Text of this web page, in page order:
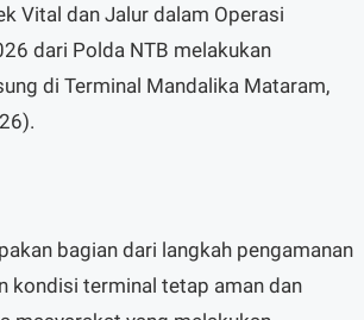
Vital dan Jalur dalam Operasi
dari Polda NTB melakukan
di Terminal Mandalika Mataram,
bagian dari langkah pengamanan
kondisi terminal tetap aman dan